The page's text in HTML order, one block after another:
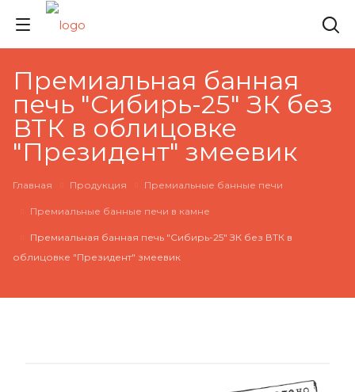
Премиальная банная
печь "Сибирь-25" ЗК без
ВТК в облицовке
"Президент" змеевик
Главная Продукция Премиальные банные печи
Премиальные банные печи в камне
Премиальная банная печь "Сибирь-25" ЗК без ВТК в
облицовке "Президент" змеевик